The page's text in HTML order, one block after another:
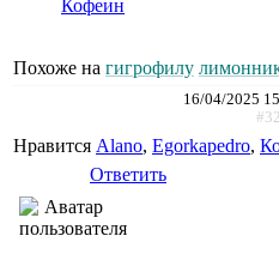
Кофеин
Похоже на гигрофилу
16/04/2025
Нравится Alano, Egorkapedro,
Ответить